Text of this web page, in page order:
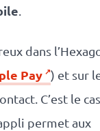
dans
Pay ) et sur
C’est le cas
permet aux